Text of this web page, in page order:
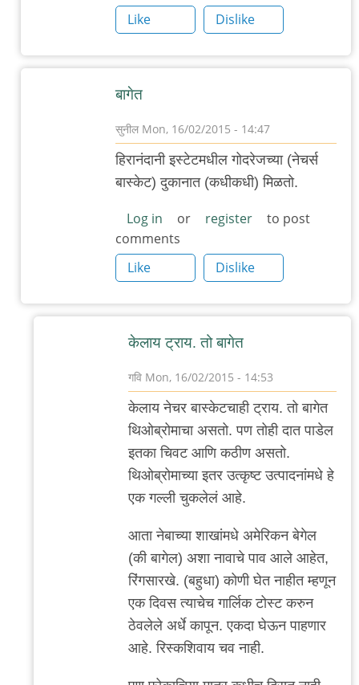
आंतरराष्ट्रीय
ब्रेड
by
Like
Dislike
बागेत
सुनील Mon, 16/02/2015 - 14:47
In
reply
वेगवेगळे
आंतरराष्ट्रीय
ब्रेड
by
गवि
हिरानंदानी इस्टेटमधील गोदरेजच्या (नेचर्स
बास्केट) दुकानात (कधीकधी) मिळतो.
Log in or register
to post
comments
Like
Dislike
केलाय ट्राय. तो बागेत
गवि Mon, 16/02/2015 - 14:53
In
reply
बागेत
सुनील
केलाय नेचर बास्केटचाही ट्राय. तो बागेत
थिओब्रोमाचा असतो. पण तोही दात पाडेल
इतका चिवट आणि कठीण असतो.
थिओब्रोमाच्या इतर उत्कृष्ट उत्पादनांमधे हे
एक गल्ली चुकलेलं आहे.
आता नेबाच्या शाखांमधे अमेरिकन बेगेल
(की बागेल) अशा नावाचे पाव आले आहेत,
रिंगसारखे. (बहुधा) कोणी घेत नाहीत म्हणून
एक दिवस त्याचेच गार्लिक टोस्ट करुन
ठेवलेले अर्धे कापून. एकदा घेऊन पाहणार
आहे. रिस्कशिवाय चव नाही.